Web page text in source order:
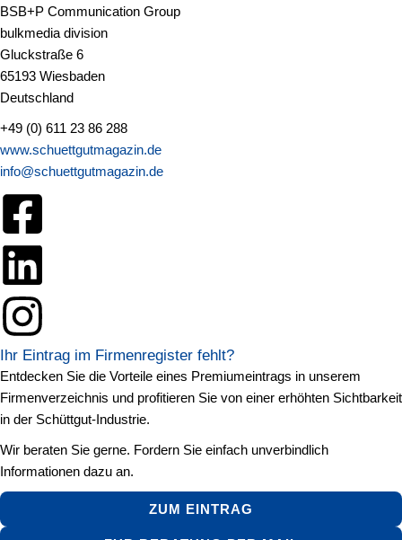
BSB+P Communication Group
bulkmedia division
Gluckstraße 6
65193 Wiesbaden
Deutschland
+49 (0) 611 23 86 288
www.schuettgutmagazin.de
info@schuettgutmagazin.de
Ihr Eintrag im Firmenregister fehlt?
Entdecken Sie die Vorteile eines Premiumeintrags in unserem
Firmenverzeichnis und profitieren Sie von einer erhöhten Sichtbarkeit
in der Schüttgut-Industrie.
Wir beraten Sie gerne. Fordern Sie einfach unverbindlich
Informationen dazu an.
ZUM EINTRAG